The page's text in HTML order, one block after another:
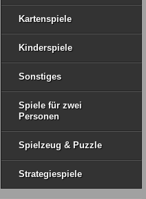
Kartenspiele
Kinderspiele
Sonstiges
Spiele für zwei
Personen
Spielzeug & Puzzle
Strategiespiele